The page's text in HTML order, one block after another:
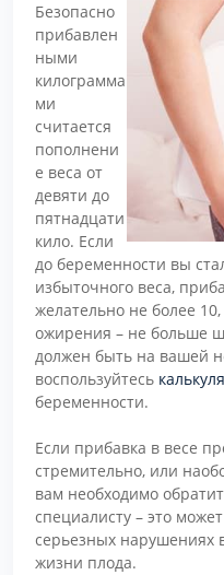
Безопасно
прибавлен
ными
килограмма
ми
считается
пополнени
е веса от
девяти до
пятнадцати
кило. Если
до беременности вы
избыточного веса,
желательно не более
ожирения – не больше
должен быть на вашей
воспользуйтесь
беременности.
Если прибавка в весе
стремительно, или
вам необходимо
специалисту – это
серьезных нарушениях
жизни плода.